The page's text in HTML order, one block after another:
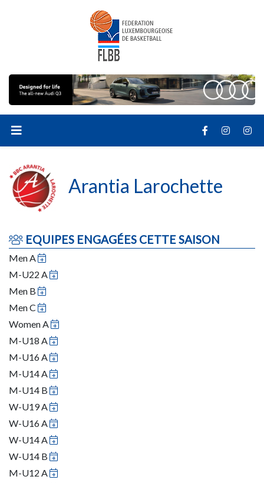
Arantia Larochette
EQUIPES ENGAGÉES CETTE SAISON
Men A
M-U22 A
Men B
Men C
Women A
M-U18 A
M-U16 A
M-U14 A
M-U14 B
W-U19 A
W-U16 A
W-U14 A
W-U14 B
M-U12 A